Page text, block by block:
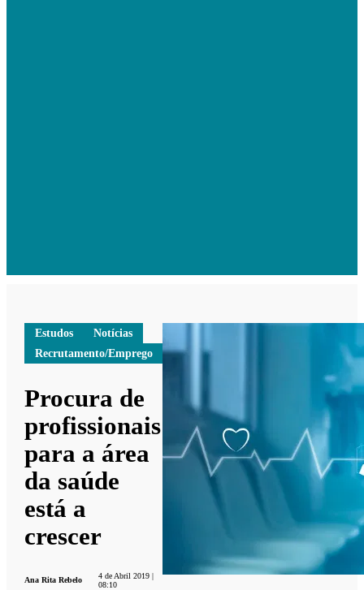
Estudos
Notícias
Recrutamento/Emprego
Procura de
profissionais
para a área
da saúde
está a
crescer
Ana Rita Rebelo
4 de Abril 2019 |
08:10